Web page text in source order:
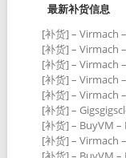
最新补货信息
[补货] – Virmach
[补货] – Virmach
[补货] – Virmach
[补货] – Virmach
[补货] – Virmach
[补货] –
[补货] – BuyVM –
[补货] – Virmach